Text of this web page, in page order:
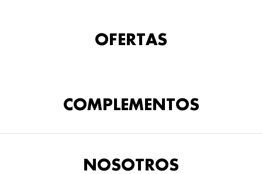
OFERTAS
COMPLEMENTOS
NOSOTROS